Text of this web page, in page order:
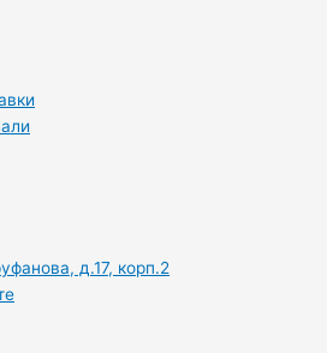
д.17, корп.2